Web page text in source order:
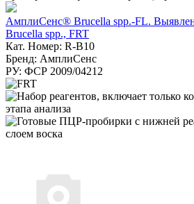
АмплиСенс® Brucella spp.-FL.
Brucella spp., FRT
Кат. Номер: R-B10
Бренд: АмплиСенс
РУ: ФСР 2009/04212